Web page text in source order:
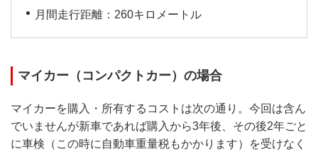
月間走行距離：260キロメートル
マイカー（コンパクトカー）の場合
マイカーを購入・所有するコストは次の通り。今回は含ん
でいませんが新車であれば購入から3年後、その後2年ごと
に車検（この時に自動車重量税もかかります）を受けなく